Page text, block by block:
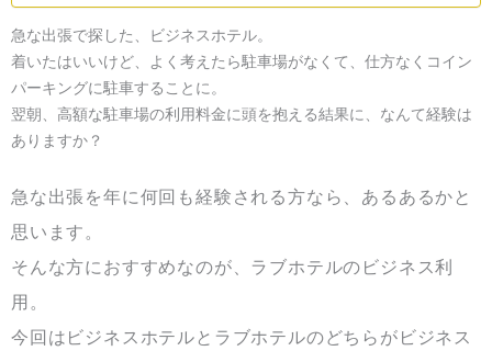
急な出張で探した、ビジネスホテル。
着いたはいいけど、よく考えたら駐車場がなくて、仕方なくコイン
パーキングに駐車することに。
翌朝、高額な駐車場の利用料金に頭を抱える結果に、なんて経験は
ありますか？
急な出張を年に何回も経験される方なら、あるあるかと
思います。
そんな方におすすめなのが、ラブホテルのビジネス利
用。
今回はビジネスホテルとラブホテルのどちらがビジネス